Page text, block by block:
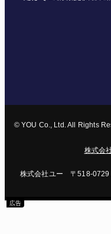
© YOU Co., Ltd. All Rights
株式会
株式会社ユー 〒518-